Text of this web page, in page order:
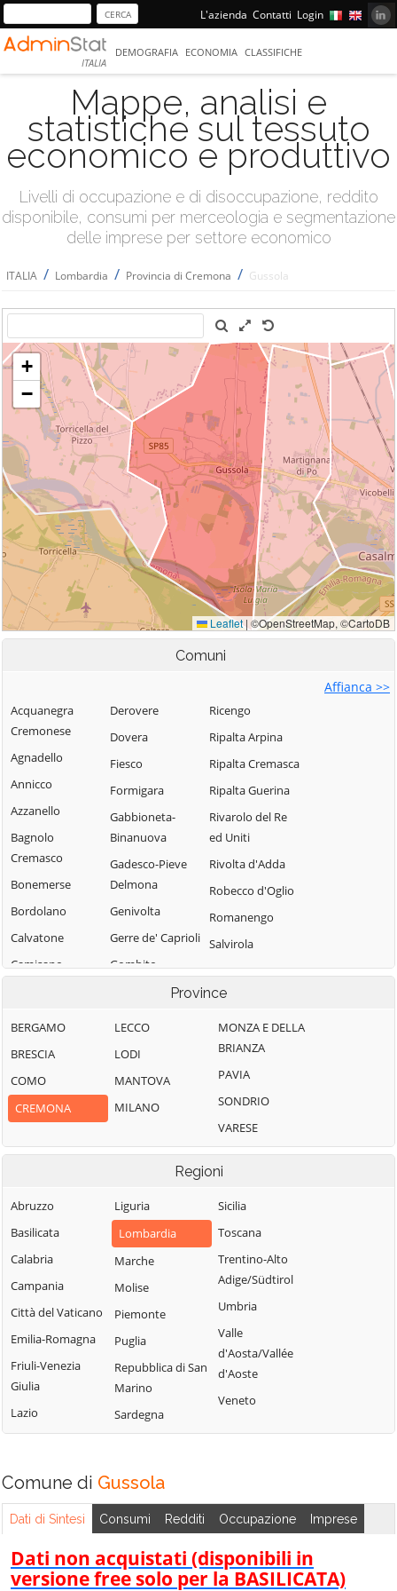
L'azienda Contatti Login
ITALIA
DEMOGRAFIA ECONOMIA CLASSIFICHE
Mappe, analisi e
statistiche sul tessuto
economico e produttivo
Livelli di occupazione e di disoccupazione, reddito
disponibile, consumi per merceologia e segmentazione
delle imprese per settore economico
ITALIA / Lombardia / Provincia di Cremona / Gussola
Comuni
Affianca >>
Acquanegra
Cremonese
Agnadello
Annicco
Azzanello
Bagnolo
Cremasco
Bonemerse
Bordolano
Calvatone
Camisano
Cantone
Cappella de'
Capralba
Uniti
Casale Cremasco-
Vidolasco
Casaletto
Sopra
Casaletto Vaprio
Casteldidone
Castelleone
Castelvisconti
Cella Dati
Derovere
Dovera
Fiesco
Formigara
Gabbioneta-
Binanuova
Gadesco-Pieve
Delmona
Genivolta
Gerre de' Caprioli
Gombito
Uniti
Gussola
Isola Dovarese
Martignana di Po
Monte Cremasco
Offanengo
Olmeneta
Ostiano
Paderno
Palazzo Pignano
Pandino
Persico Dosimo
Pescarolo ed
Uniti
Ricengo
Ripalta Arpina
Ripalta Cremasca
Ripalta Guerina
Rivarolo del Re
ed Uniti
Rivolta d'Adda
Robecco d'Oglio
Romanengo
Salvirola
San Bassano
San Daniele Po
San Giovanni in
Croce
San Martino del
Scandolara Ripa
Sergnano
Sesto ed Uniti
Solarolo Rainerio
Soncino
Sospiro
Spinadesco
Spineda
Torlino Vimercati
Tornata
Torre de'
Province
BERGAMO
BRESCIA
COMO
CREMONA
LECCO
LODI
MANTOVA
MILANO
MONZA E DELLA
BRIANZA
PAVIA
SONDRIO
VARESE
Regioni
Abruzzo
Basilicata
Calabria
Campania
Città del Vaticano
Emilia-Romagna
Friuli-Venezia
Giulia
Lazio
Liguria
Lombardia
Marche
Molise
Piemonte
Puglia
Repubblica di San
Marino
Sardegna
Sicilia
Toscana
Trentino-Alto
Adige/Südtirol
Umbria
Valle
d'Aosta/Vallée
d'Aoste
Veneto
Comune di Gussola
Dati di Sintesi Consumi Redditi Occupazione Imprese
Dati non acquistati (disponibili in
versione free solo per la BASILICATA)